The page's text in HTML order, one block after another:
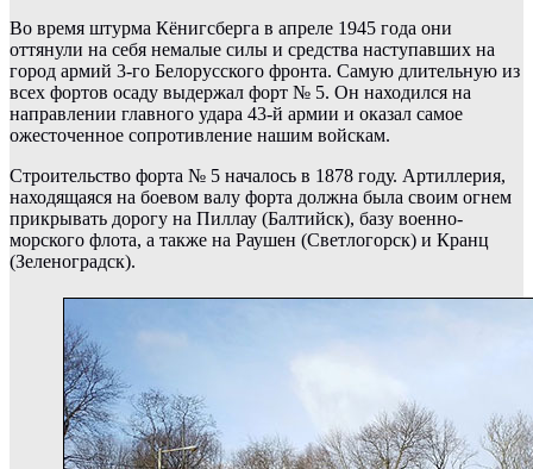
Во время штурма Кёнигсберга в апреле 1945 года они
оттянули на себя немалые силы и средства наступавших на
город армий 3-го Белорусского фронта. Самую длительную из
всех фортов осаду выдержал форт № 5. Он находился на
направлении главного удара 43-й армии и оказал самое
ожесточенное сопротивление нашим войскам.
Строительство форта № 5 началось в 1878 году. Артиллерия,
находящаяся на боевом валу форта должна была своим огнем
прикрывать дорогу на Пиллау (Балтийск), базу военно-
морского флота, а также на Раушен (Светлогорск) и Кранц
(Зеленоградск).